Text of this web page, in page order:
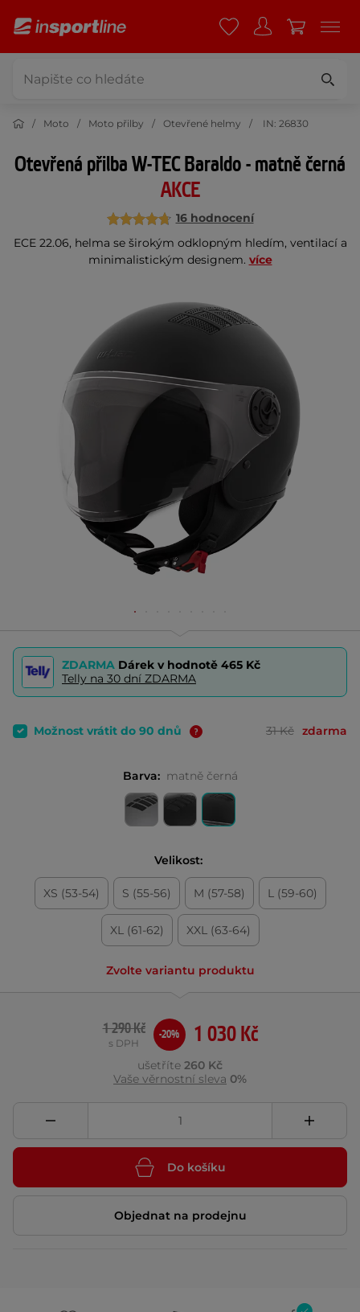
Moto Moto přilby Otevřené helmy IN: 26830
Otevřená přilba W-TEC Baraldo - matně černá
AKCE
16 hodnocení
ECE 22.06, helma se širokým odklopným hledím, ventilací a
minimalistickým designem. více
ZDARMA Dárek v hodnotě 465 Kč
Telly na 30 dní ZDARMA
Možnost vrátit do 90 dnů 31 Kč zdarma
Barva: matně černá
Velikost:
XS (53-54) S (55-56) M (57-58) L (59-60)
XL (61-62) XXL (63-64)
Zvolte variantu produktu
1 030 Kč
1 290 Kč
s DPH
-20%
ušetříte 260 Kč
Vaše věrnostní sleva 0%
Do košíku
Objednat na prodejnu